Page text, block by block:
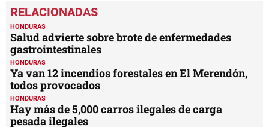
seconds
of
42
seconds
HONDURAS
Salud advierte sobre brote de enfermedades
gastrointestinales
HONDURAS
Ya van 12 incendios forestales en El Merendón,
todos provocados
HONDURAS
Hay más de 5,000 carros ilegales de carga
pesada ilegales